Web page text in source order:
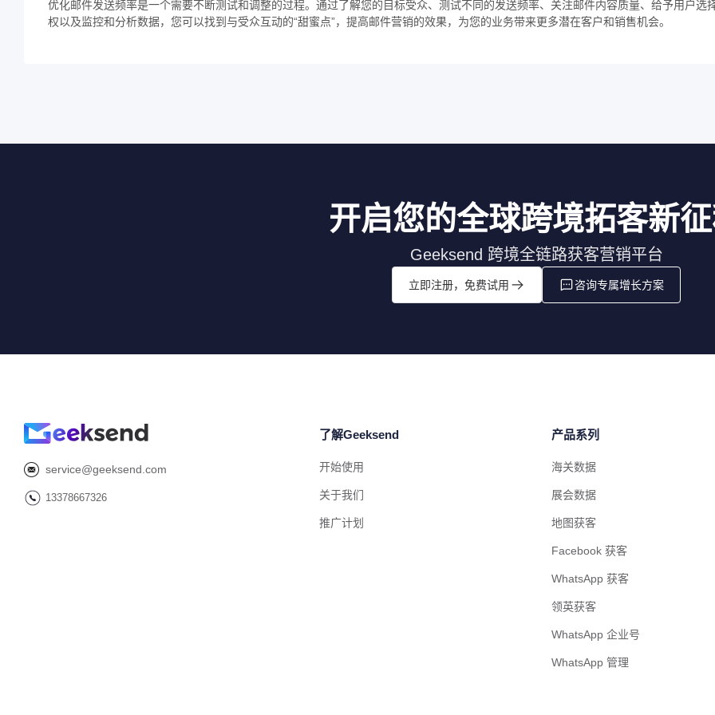
优化邮件发送频率是一个需要不断测试和调整的过程。通过了解您的目标受众、测试不同的发送频率、关注邮件内容质量、给予用户选
权以及监控和分析数据，您可以找到与受众互动的“甜蜜点”，提高邮件营销的效果，为您的业务带来更多潜在客户和销售机会。
开启您的全球跨境拓客新
Geeksend 跨境全链路获客营销平台
立即注册，免费试用 咨询专属增长方案
service@geeksend.com
13378667326
了解Geeksend
开始使用
关于我们
推广计划
产品系列
海关数据
展会数据
地图获客
Facebook 获客
WhatsApp 获客
领英获客
WhatsApp 企业号
WhatsApp 管理